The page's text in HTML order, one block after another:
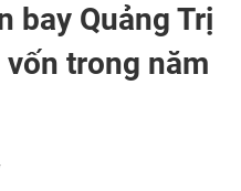
bay Quảng Trị
trong năm